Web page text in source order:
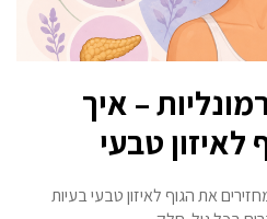
– איך
טבעי
את הגוף לאיזון טבעי בעיות